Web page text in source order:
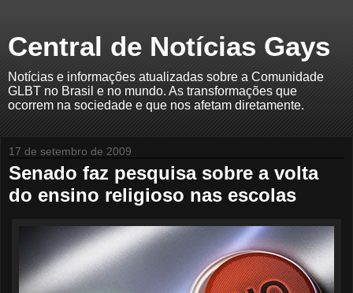
Central de Notícias Gays
Notícias e informações atualizadas sobre a Comunidade
GLBT no Brasil e no mundo. As transformações que
ocorrem na sociedade e que nos afetam diretamente.
17 de setembro de 2009
Senado faz pesquisa sobre a volta
do ensino religioso nas escolas